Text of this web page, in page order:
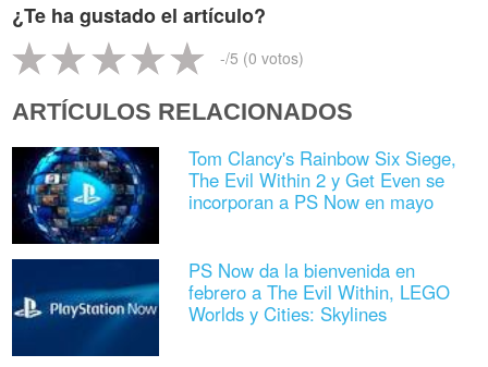
¿Te ha gustado el artículo?
-/5 (0 votos)
ARTÍCULOS RELACIONADOS
Tom Clancy's Rainbow Six Siege,
The Evil Within 2 y Get Even se
incorporan a PS Now en mayo
PS Now da la bienvenida en
febrero a The Evil Within, LEGO
Worlds y Cities: Skylines